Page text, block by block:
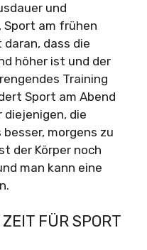
und
am frühen
dass die
höher ist und der
Training
Sport am Abend
diejenigen, die
morgens zu
der Körper noch
man kann eine
FÜR SPORT